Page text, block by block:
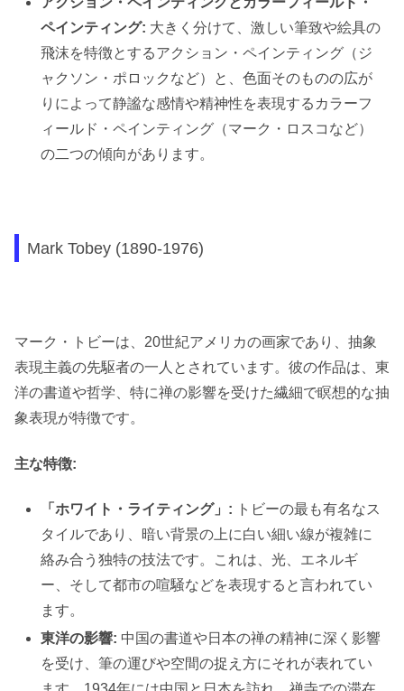
ペインティング: 大きく分けて、激しい筆致や絵具の
飛沫を特徴とするアクション・ペインティング（ジ
ャクソン・ポロックなど）と、色面そのものの広が
りによって静謐な感情や精神性を表現するカラーフ
ィールド・ペインティング（マーク・ロスコなど）
の二つの傾向があります。
Mark Tobey (1890-1976)
マーク・トビーは、20世紀アメリカの画家であり、抽象
表現主義の先駆者の一人とされています。彼の作品は、東
洋の書道や哲学、特に禅の影響を受けた繊細で瞑想的な抽
象表現が特徴です。
主な特徴:
「ホワイト・ライティング」: トビーの最も有名なス
タイルであり、暗い背景の上に白い細い線が複雑に
絡み合う独特の技法です。これは、光、エネルギ
ー、そして都市の喧騒などを表現すると言われてい
ます。
東洋の影響: 中国の書道や日本の禅の精神に深く影響
を受け、筆の運びや空間の捉え方にそれが表れてい